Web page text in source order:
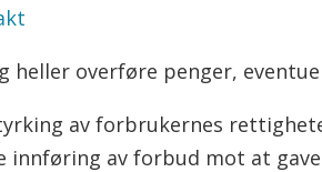
heller overføre penger,
av forbrukernes
innføring av forbud mot at